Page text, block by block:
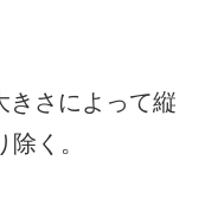
さによって縦
く。